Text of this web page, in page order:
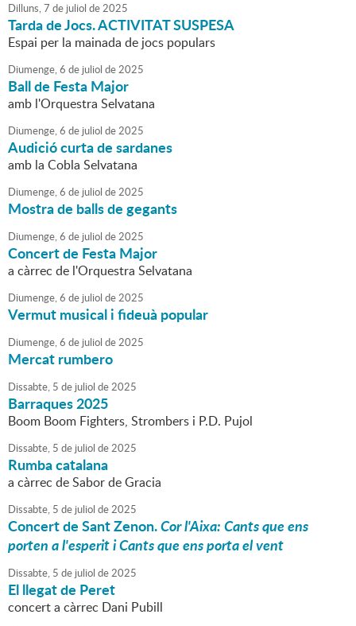
Dilluns,7 de juliol de2025
Tarda de Jocs. ACTIVITAT SUSPESA
Espai per la mainada de jocs populars
Diumenge,6 de juliol de2025
Ball de Festa Major
amb l'Orquestra Selvatana
Diumenge,6 de juliol de2025
Audició curta de sardanes
amb la Cobla Selvatana
Diumenge,6 de juliol de2025
Mostra de balls de gegants
Diumenge,6 de juliol de2025
Concert de Festa Major
a càrrec de l'Orquestra Selvatana
Diumenge,6 de juliol de2025
Vermut musical i fideuà popular
Diumenge,6 de juliol de2025
Mercat rumbero
Dissabte, 5 de juliol de2025
Barraques 2025
Boom Boom Fighters, Strombers i P.D. Pujol
Dissabte, 5 de juliol de2025
Rumba catalana
a càrrec de Sabor de Gracia
Dissabte, 5 de juliol de2025
Concert de Sant Zenon.Cor l'Aixa: Cants que ens
porten a l'esperit i Cants que ens porta el vent
Dissabte, 5 de juliol de2025
El llegat de Peret
concert a càrrec Dani Pubill